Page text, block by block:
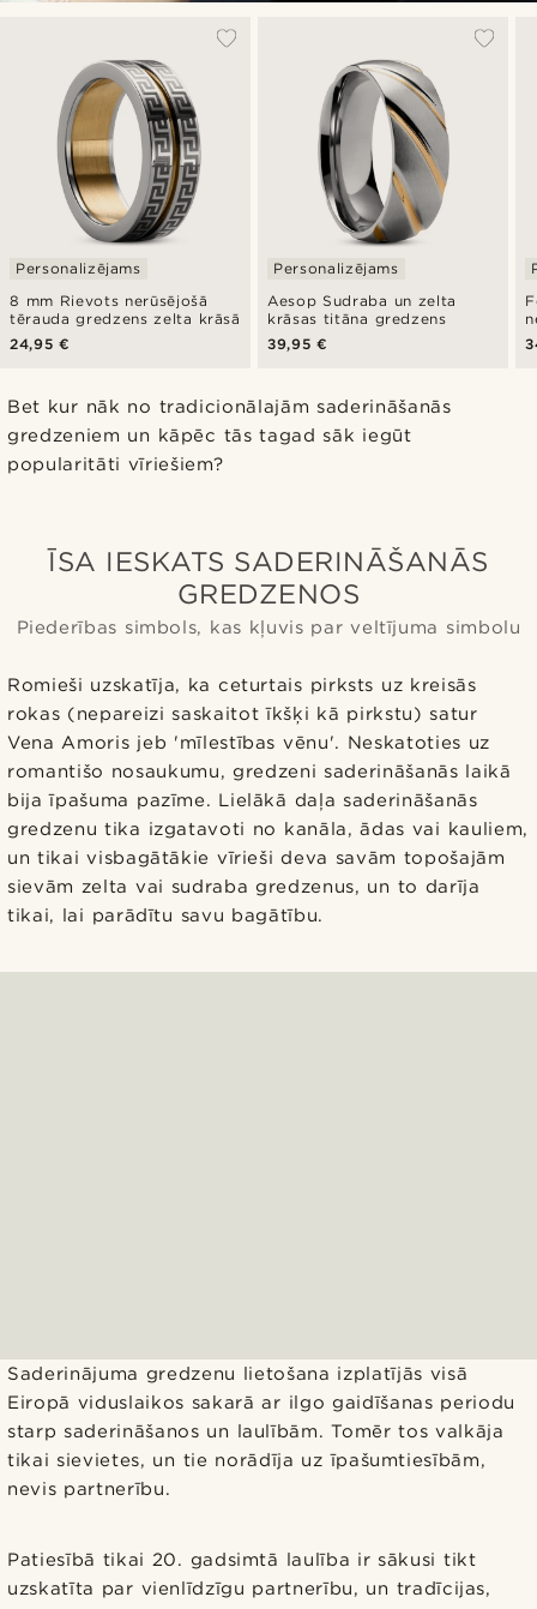
8 mm Rievots nerūsējošā
tērauda gredzens zelta krāsā
Personalizējams
24,95 €
Aesop Sudraba un zelta
krāsas titāna gredzens
Personalizējams
39,95 €
Bet kur nāk no tradicionālajām saderināšanās
gredzeniem un kāpēc tās tagad sāk iegūt
popularitāti vīriešiem?
ĪSA IESKATS SADERINĀŠANĀS
GREDZENOS
Piederības simbols, kas kļuvis par veltījuma simbolu
Romieši uzskatīja, ka ceturtais pirksts uz kreisās
rokas (nepareizi saskaitot īkšķi kā pirkstu) satur
Vena Amoris jeb 'mīlestības vēnu'. Neskatoties uz
romantišo nosaukumu, gredzeni saderināšanās laikā
bija īpašuma pazīme. Lielākā daļa saderināšanās
gredzenu tika izgatavoti no kanāla, ādas vai kauliem,
un tikai visbagātākie vīrieši deva savām topošajām
sievām zelta vai sudraba gredzenus, un to darīja
tikai, lai parādītu savu bagātību.
Saderinājuma gredzenu lietošana izplatījās visā
Eiropā viduslaikos sakarā ar ilgo gaidīšanas periodu
starp saderināšanos un laulībām. Tomēr tos valkāja
tikai sievietes, un tie norādīja uz īpašumtiesībām,
nevis partnerību.
Patiesībā tikai 20. gadsimtā laulība ir sākusi tikt
uzskatīta par vienlīdzīgu partnerību, un tradīcijas,